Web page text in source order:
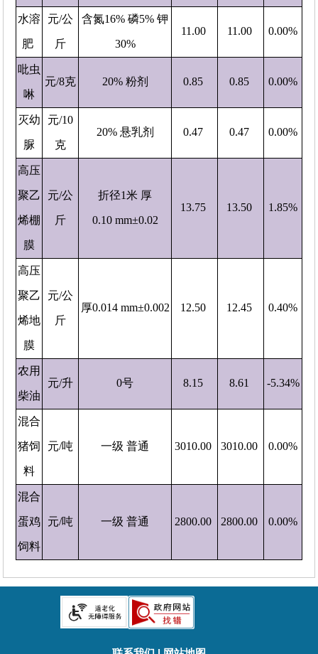
水溶
肥
元/公
斤
含氮16% 磷5% 钾
30%
11.00 11.00 0.00%
吡虫
啉
元/8克 20% 粉剂 0.85 0.85 0.00%
灭幼
脲
元/10
克
20% 悬乳剂 0.47 0.47 0.00%
高压
聚乙
烯棚
膜
元/公
斤
折径1米 厚
0.10 mm±0.02
13.75 13.50 1.85%
高压
聚乙
烯地
膜
元/公
斤
厚0.014 mm±0.002 12.50 12.45 0.40%
农用
柴油
元/升 0号 8.15 8.61 -5.34%
混合
猪饲
料
元/吨 一级 普通 3010.00 3010.00 0.00%
混合
蛋鸡
饲料
元/吨 一级 普通 2800.00 2800.00 0.00%